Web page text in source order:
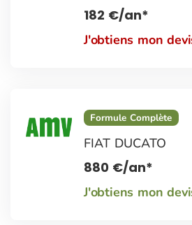
182 €/an*
J'obtiens mon
Formule Complète
FIAT DUCATO
880 €/an*
J'obtiens mon